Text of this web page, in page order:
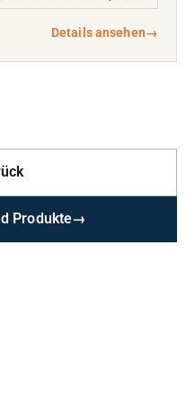
Details ansehen→
Produkte→